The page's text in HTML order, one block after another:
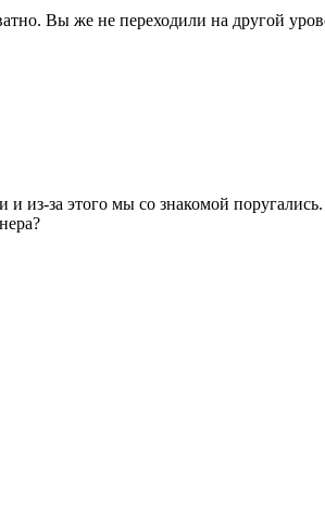
Вы же не переходили на другой
за этого мы со знакомой